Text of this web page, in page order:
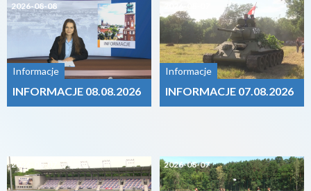
2026-08-08
Informacje
INFORMACJE 08.08.2026
2026-08-07
Informacje
INFORMACJE 07.08.2026
2026-08-07